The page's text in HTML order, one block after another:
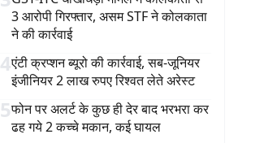
3 आरोपी गिरफ्तार, असम STF ने कोलकाता
ने की कार्रवाई
4एंटी क्रप्शन ब्यूरो की कार्रवाई, सब-जूनियर
इंजीनियर 2 लाख रुपए रिश्वत लेते अरेस्ट
5फोन पर अलर्ट के कुछ ही देर बाद भरभरा कर
ढह गये 2 कच्चे मकान, कई घायल